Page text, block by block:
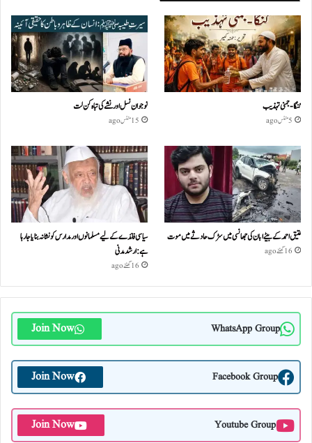
گنگا-جمنی تہذیب
5 منٹس ago
نوجوان نسل اور نشے کی تباہ کن لت
15 منٹس ago
عتیق احمد کے بیٹے ابان کی جھانسی میں سڑک حادثے میں موت
16 گھنٹے ago
سیاسی فائدے کے لیے مسلمانوں اور مدارس کو نشانہ بنایا جا رہا
ہے: ارشد مدنی
16 گھنٹے ago
WhatsApp Group
Join Now
Facebook Group
Join Now
Youtube Group
Join Now